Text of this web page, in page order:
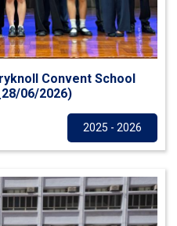
Convent School
06/2026)
2025 - 2026